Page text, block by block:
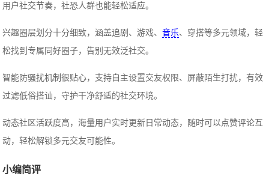
用户社交节奏，社恐人群也能轻松适应。
兴趣圈层划分十分细致，涵盖追剧、游戏、音乐、穿搭等多元领域，轻
松找到专属同好圈子，告别无效泛社交。
智能防骚扰机制很贴心，支持自主设置交友权限、屏蔽陌生打扰，有效
过滤低俗搭讪，守护干净舒适的社交环境。
动态社区活跃度高，海量用户实时更新日常动态，随时可以点赞评论互
动，轻松解锁多元交友可能性。
小编简评